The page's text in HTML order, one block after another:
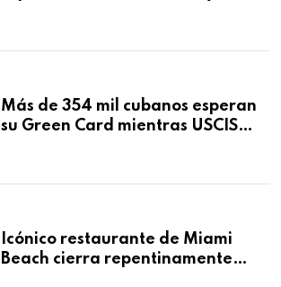
Más de 354 mil cubanos esperan
su Green Card mientras USCIS
Icónico restaurante de Miami
Beach cierra repentinamente